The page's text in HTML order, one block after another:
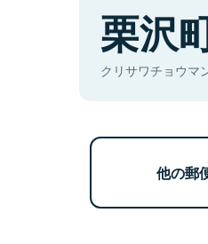
栗沢
クリサワチョウマ
他の郵